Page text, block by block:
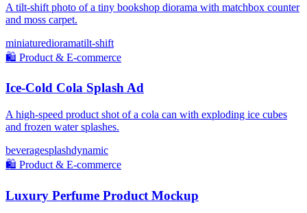
A tilt-shift photo of a tiny bookshop diorama with matchbox counter
and moss carpet.
miniaturedioramatilt-shift
🛍️ Product & E-commerce
Ice-Cold Cola Splash Ad
A high-speed product shot of a cola can with exploding ice cubes
and frozen water splashes.
beveragesplashdynamic
🛍️ Product & E-commerce
Luxury Perfume Product Mockup